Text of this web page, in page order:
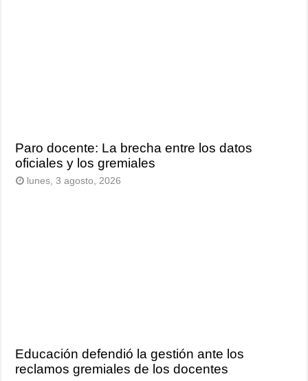
Paro docente: La brecha entre los datos
oficiales y los gremiales
lunes, 3 agosto, 2026
Educación defendió la gestión ante los
reclamos gremiales de los docentes